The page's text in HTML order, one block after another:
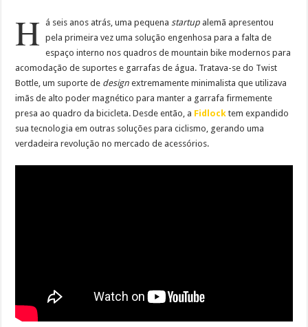
H á seis anos atrás, uma pequenastartup alemã apresentou
pela primeira vez uma solução engenhosa para a falta de
espaço interno nos quadros de mountain bike modernos para
acomodação de suportes e garrafas de água. Tratava-se do Twist
Bottle, um suporte de design extremamente minimalista que utilizava
imãs de alto poder magnético para manter a garrafa firmemente
presa ao quadro da bicicleta. Desde então, a Fidlock tem expandido
sua tecnologia em outras soluções para ciclismo, gerando uma
verdadeira revolução no mercado de acessórios.